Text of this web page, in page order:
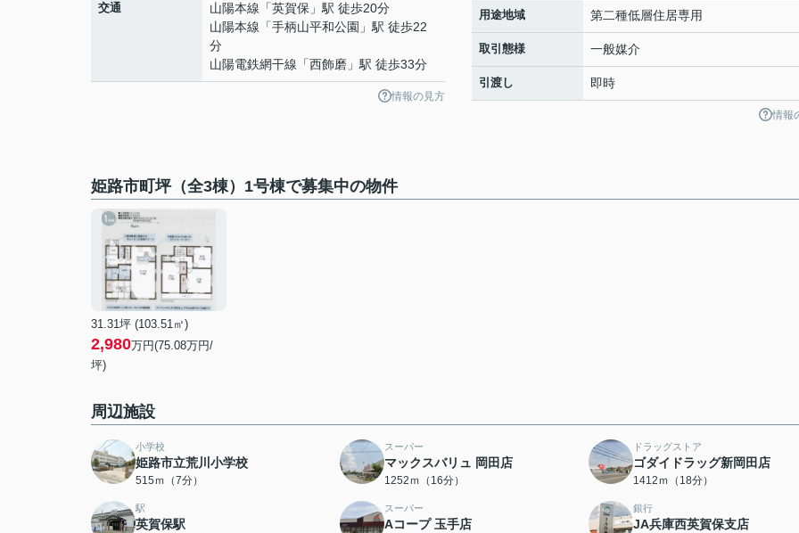
交通 山陽本線 「英賀保 」駅 徒歩20分
山陽本線 「手柄山平和公園 」駅 徒歩22
分
山陽電鉄網干線 「西飾磨 」駅 徒歩33分
情報の見方
用途地域 第二種低層住居専用
取引態様 一般媒介
引渡し 即時
情報
姫路市町坪（全3棟）1号棟で募集中の物件
31.31坪 (103.51㎡)
2,980万円(75.08万円/
坪)
周辺施設
小学校
姫路市立荒川小学校
515ｍ（7分）
スーパー
マックスバリュ 岡田店
1252ｍ（16分）
ドラッグストア
ゴダイドラッグ新岡田店
1412ｍ（18分）
駅
英賀保駅
スーパー
Aコープ 玉手店
銀行
JA兵庫西英賀保支店